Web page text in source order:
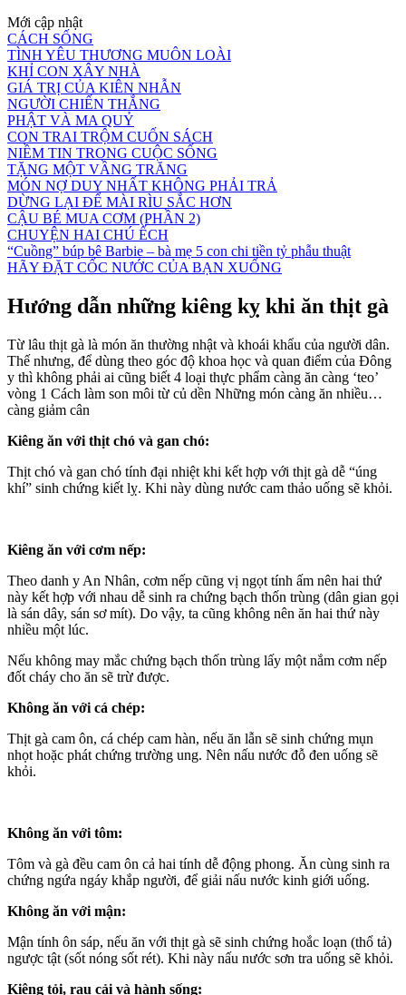
Mới cập nhật
CÁCH SỐNG
TÌNH YÊU THƯƠNG MUÔN LOÀI
KHỈ CON XÂY NHÀ
GIÁ TRỊ CỦA KIÊN NHẪN
NGƯỜI CHIẾN THẮNG
PHẬT VÀ MA QUỶ
CON TRAI TRỘM CUỐN SÁCH
NIỀM TIN TRONG CUỘC SỐNG
TẶNG MỘT VẦNG TRĂNG
MÓN NỢ DUY NHẤT KHÔNG PHẢI TRẢ
DỪNG LẠI ĐỂ MÀI RÌU SẮC HƠN
CẬU BÉ MUA CƠM (PHẦN 2)
CHUYỆN HAI CHÚ ẾCH
“Cuồng” búp bê Barbie – bà mẹ 5 con chi tiền tỷ phẫu thuật
HÃY ĐẶT CỐC NƯỚC CỦA BẠN XUỐNG
Hướng dẫn những kiêng kỵ khi ăn thịt gà
Từ lâu thịt gà là món ăn thường nhật và khoái khẩu của người dân.
Thế nhưng, để dùng theo góc độ khoa học và quan điểm của Đông
y thì không phải ai cũng biết 4 loại thực phẩm càng ăn càng ‘teo’
vòng 1 Cách làm son môi từ củ dền Những món càng ăn nhiều…
càng giảm cân
Kiêng ăn với thịt chó và gan chó:
Thịt chó và gan chó tính đại nhiệt khi kết hợp với thịt gà dễ “úng
khí” sinh chứng kiết lỵ. Khi này dùng nước cam thảo uống sẽ khỏi.
Kiêng ăn với cơm nếp:
Theo danh y An Nhân, cơm nếp cũng vị ngọt tính ấm nên hai thứ
này kết hợp với nhau dễ sinh ra chứng bạch thốn trùng (dân gian gọi
là sán dây, sán sơ mít). Do vậy, ta cũng không nên ăn hai thứ này
nhiều một lúc.
Nếu không may mắc chứng bạch thốn trùng lấy một nắm cơm nếp
đốt cháy cho ăn sẽ trừ được.
Không ăn với cá chép:
Thịt gà cam ôn, cá chép cam hàn, nếu ăn lẫn sẽ sinh chứng mụn
nhọt hoặc phát chứng trường ung. Nên nấu nước đỗ đen uống sẽ
khỏi.
Không ăn với tôm:
Tôm và gà đều cam ôn cả hai tính dễ động phong. Ăn cùng sinh ra
chứng ngứa ngáy khắp người, để giải nấu nước kinh giới uống.
Không ăn với mận:
Mận tính ôn sáp, nếu ăn với thịt gà sẽ sinh chứng hoắc loạn (thổ tả)
ngược tật (sốt nóng sốt rét). Khi này nấu nước sơn tra uống sẽ khỏi.
Kiêng tỏi, rau cải và hành sống: